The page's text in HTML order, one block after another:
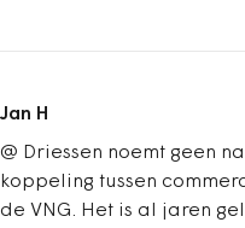
Jan H
@ Driessen noemt geen
koppeling tussen
de VNG. Het is al jaren